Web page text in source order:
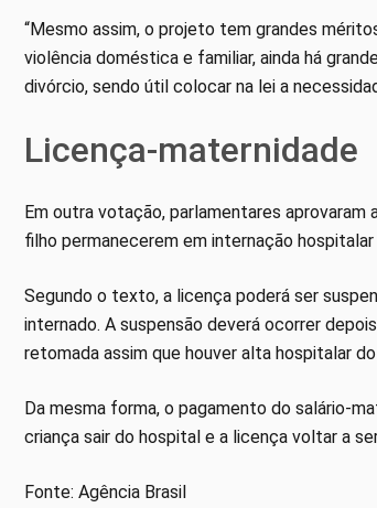
“Mesmo assim, o projeto tem grandes
violência doméstica e familiar, ainda há
divórcio, sendo útil colocar na lei a
Licença-maternidade
Em outra votação, parlamentares
filho permanecerem em internação
Segundo o texto, a licença poderá ser
internado. A suspensão deverá ocorrer
retomada assim que houver alta hospitalar
Da mesma forma, o pagamento do salário-
criança sair do hospital e a licença voltar a
Fonte: Agência Brasil